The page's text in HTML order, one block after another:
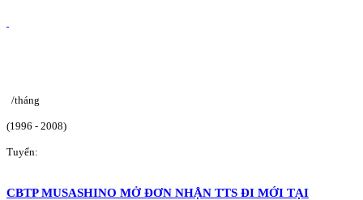
/tháng
(1996 - 2008)
Tuyển:
CBTP MUSASHINO MỞ ĐƠN NHẬN TTS ĐI MỚI TẠI